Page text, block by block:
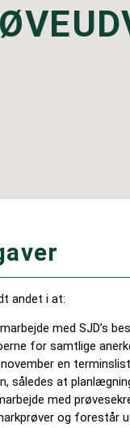
andet i at:
med SJD’s
for samtlige
en
således at
med
og forestår